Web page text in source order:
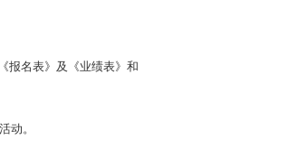
报名表》及《业绩表》和
动。